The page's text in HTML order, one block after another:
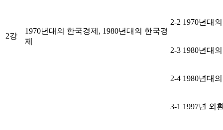
2강
1970년대의 한국경제, 1980년대의 한국경
제
2-2 1970년대
2-3 1980년대
2-4 1980년대
3-1 1997년 외